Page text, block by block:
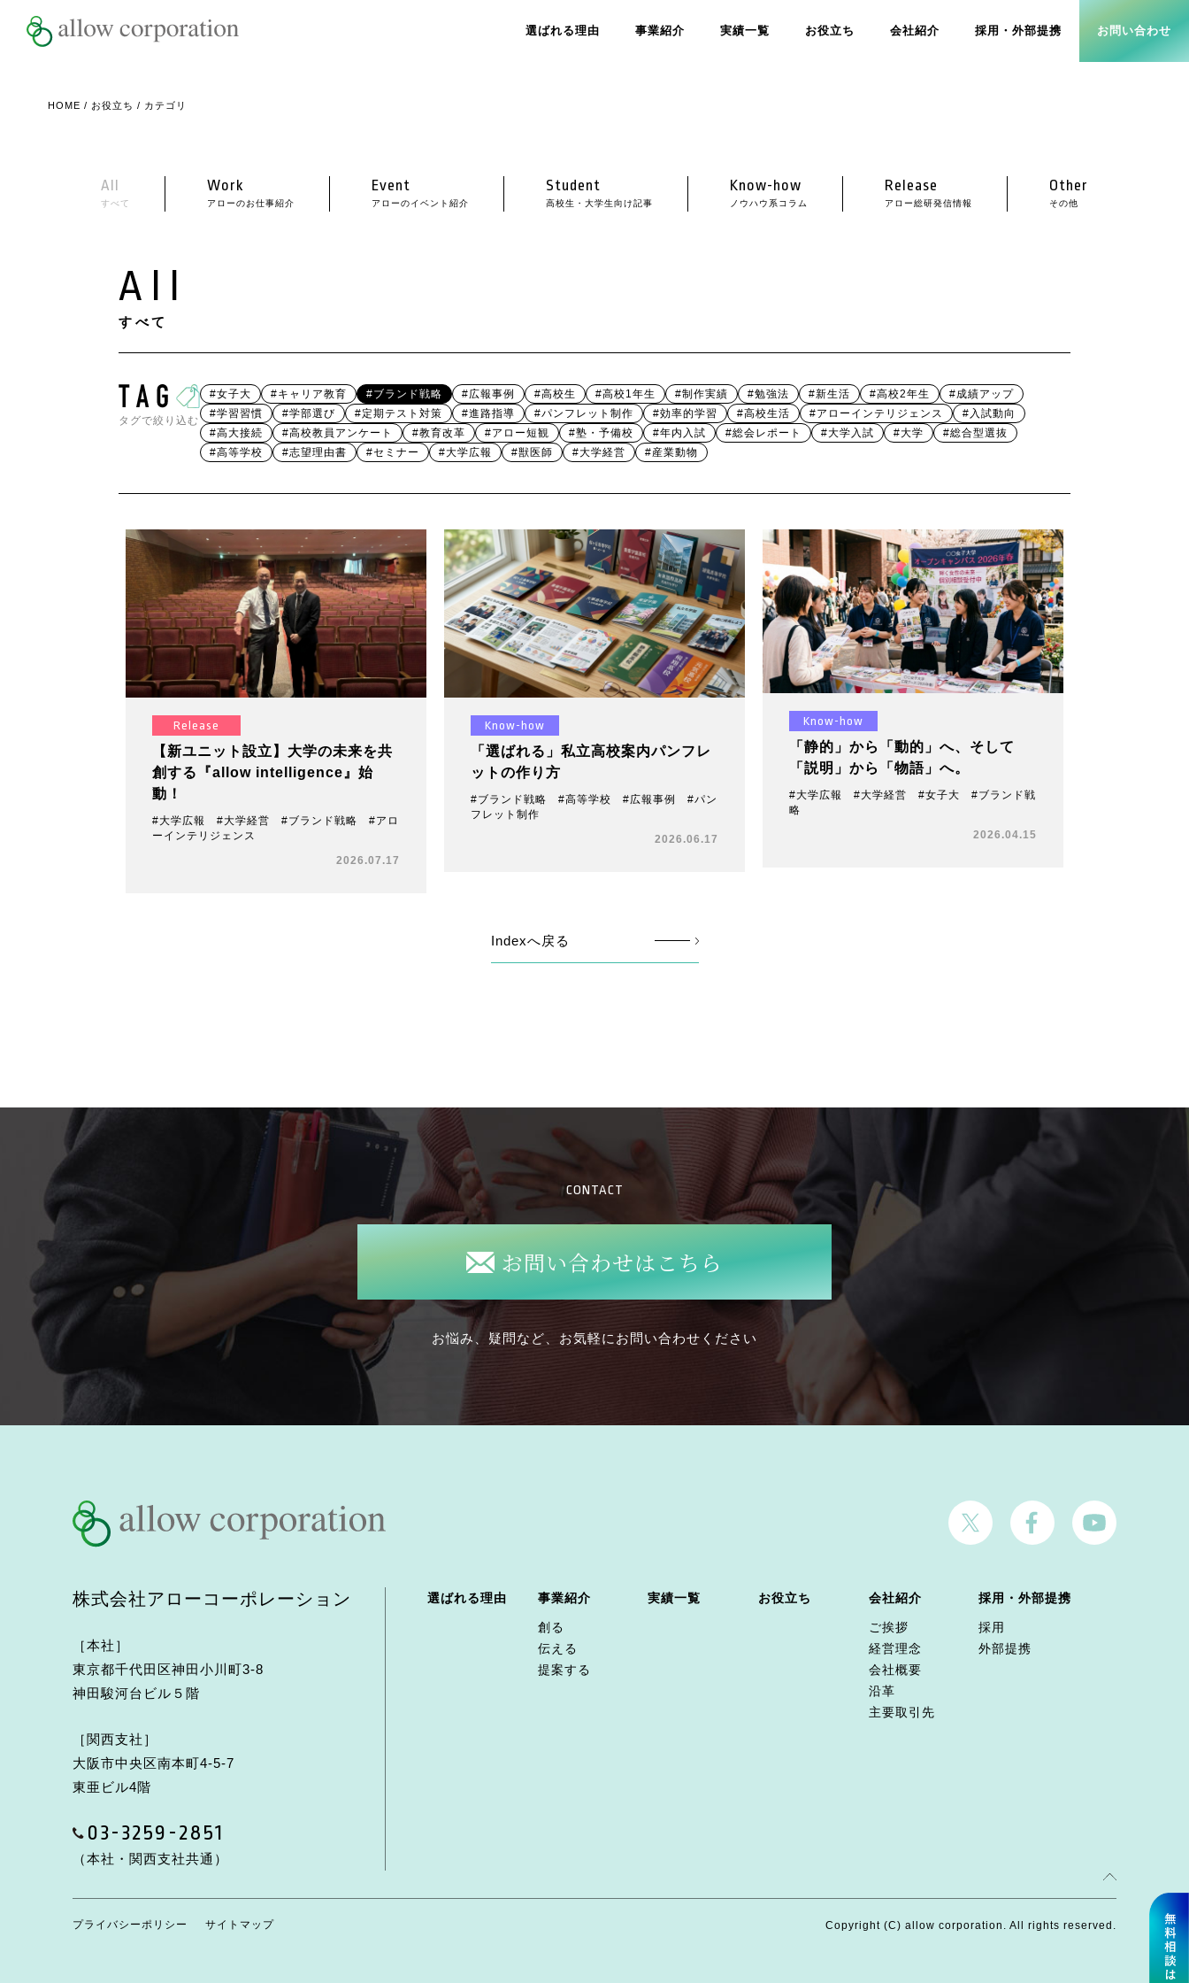
選ばれる理由 事業紹介 実績一覧 お役立ち 会社紹介 採用・外部提携 お問い合わせ
HOME / お役立ち / カテゴリ
All
すべて
Work
アローのお仕事紹介
Event
アローのイベント紹介
Student
高校生・大学生向け記事
Know-how
ノウハウ系コラム
Release
アロー総研発信情報
Other
その他
All
すべて
タグで絞り込む
#女子大 #キャリア教育 #ブランド戦略 #広報事例 #高校生 #高校1年生 #制作実績 #勉強法 #新生活 #高校2年生
#成績アップ
#学習習慣
#学部選び #定期テスト対策 #進路指導 #パンフレット制作 #効率的学習 #高校生活 #アローインテリジェンス
#入試動向
#高大接続
#高校教員アンケート #教育改革 #アロー短観 #塾・予備校 #年内入試 #総会レポート #大学入試 #大学
#総合型選抜
#高等学校
#志望理由書 #セミナー #大学広報 #獣医師 #大学経営 #産業動物
Release
【新ユニット設立】大学の未来を共
創する『allow intelligence』始
動！
#大学広報 #大学経営 #ブランド戦略 #アロ
ーインテリジェンス
2026.07.17
Know-how
「選ばれる」私立高校案内パンフレ
ットの作り方
#ブランド戦略 #高等学校 #広報事例 #パン
フレット制作
2026.06.17
Know-how
「静的」から「動的」へ、そして
「説明」から「物語」へ。
#大学広報 #大学経営 #女子大 #ブランド戦
略
2026.04.15
Indexへ戻る
CONTACT
お問い合わせはこちら
お悩み、疑問など、お気軽にお問い合わせください
株式会社アローコーポレーション
［本社］
東京都千代田区神田小川町3-8
神田駿河台ビル５階
［関西支社］
大阪市中央区南本町4-5-7
東亜ビル4階
03-3259-2851
（本社・関西支社共通）
選ばれる理由 事業紹介
創る
伝える
提案する
実績一覧 お役立ち 会社紹介
ご挨拶
経営理念
会社概要
沿革
主要取引先
採用・外部提携
採用
外部提携
プライバシーポリシー サイトマップ Copyright (C) allow corporation. All rights reserved.